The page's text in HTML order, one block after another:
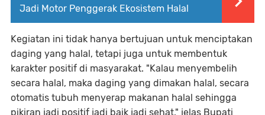
Jadi Motor Penggerak Ekosistem Halal
Kegiatan ini tidak hanya bertujuan untuk menciptakan
daging yang halal, tetapi juga untuk membentuk
karakter positif di masyarakat. "Kalau menyembelih
secara halal, maka daging yang dimakan halal, secara
otomatis tubuh menyerap makanan halal sehingga
pikiran jadi positif jadi baik jadi sehat," jelas Bupati